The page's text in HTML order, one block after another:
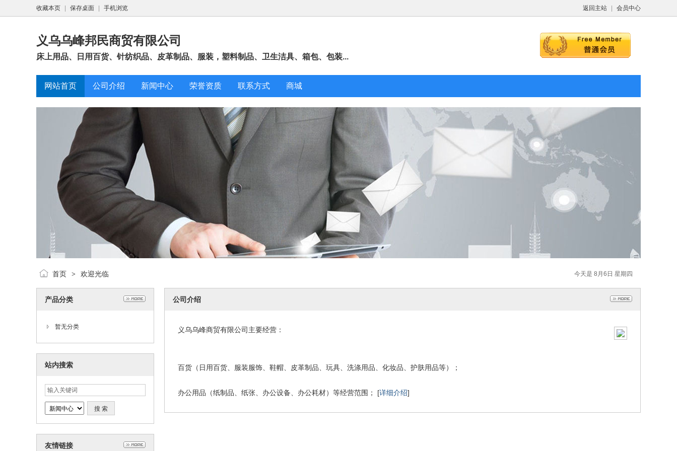
返回主站 会员中心
收藏本页 保存桌面 手机浏览
义乌乌峰邦民商贸有限公司
床上用品、日用百货、针纺织品、皮革制品、服装，塑料制品、卫生洁具、箱包、包装...
网站首页 公司介绍 新闻中心 荣誉资质 联系方式 商城
今天是 8月6日 星期四
首页 > 欢迎光临
产品分类
暂无分类
站内搜索
友情链接
公司介绍
义乌乌峰商贸有限公司主要经营：
百货（日用百货、服装服饰、鞋帽、皮革制品、玩具、洗涤用品、化妆品、护肤用品等）；
办公用品（纸制品、纸张、办公设备、办公耗材）等经营范围； [详细介绍]